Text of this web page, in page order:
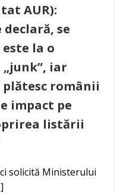
AUR):
se
la o
iar
românii
impact pe
listării
solicită Ministerului